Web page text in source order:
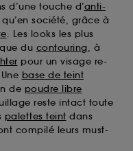
d’une touche d’anti-
société, grâce à
. Les looks les plus
du contouring, à
pour un visage re-
base de teint
de poudre libre
reste intact toute
palettes teint dans
compilé leurs must-